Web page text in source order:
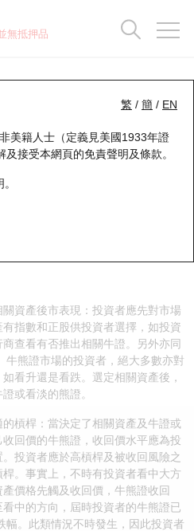
無抵押品
繁 / 簡 / EN
美籍人士（定義見美國1933年證
及接受本網頁的免責聲明及條款。
- 牛熊證攻略 (4)
資產後市表現：投資者應先對市場
指數和正股供投資者選擇，如投資
查看有否推出相關牛證。另外亦同
牛熊證市場的投資者，絕大多數亦對
看升還是看跌。選定相關資產後，
或看淡的熊證。
槓桿：當決定了相關資產及牛證或
回價的牛熊證，收回價水平應為投
投資者應於高槓桿及被收回風險之
。事實上，不時有投資者看中大方
價格先觸及收回價，牛熊證收回
中的方向，屆時投資者的牛熊證已
幅。此類情況不時發生，因此投資者